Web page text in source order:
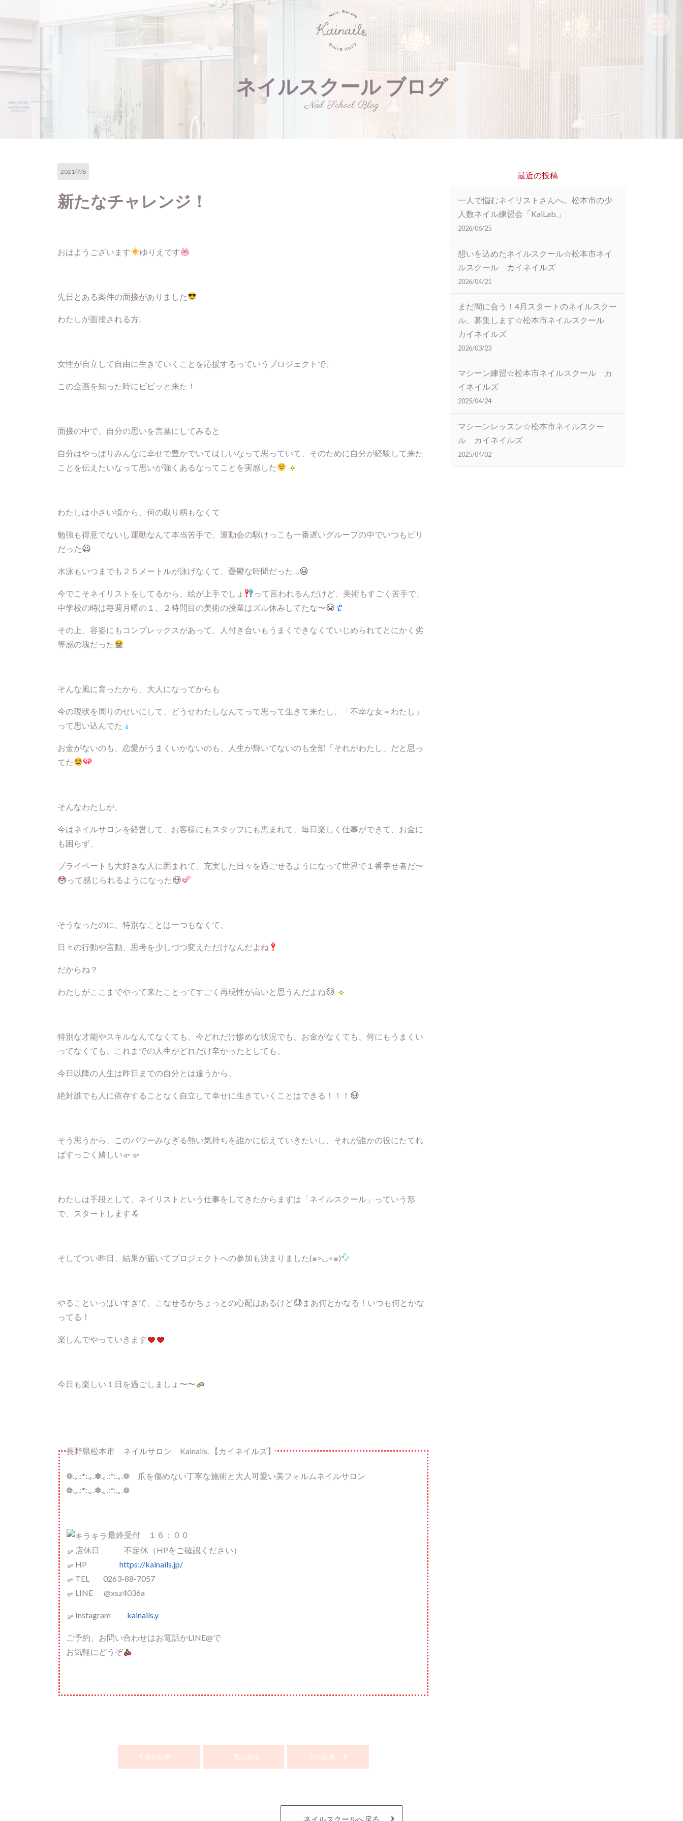
ネイルスクール ブログ
Nail School Blog
2021/7/8
新たなチャレンジ！
おはようございます ゆりえです
先日とある案件の面接がありました
わたしが面接される方。
女性が自立して自由に生きていくことを応援するっていうプロジェクトで、
この企画を知った時にビビッと来た！
面接の中で、自分の思いを言葉にしてみると
自分はやっぱりみんなに幸せで豊かでいてほしいなって思っていて、そのために自分が経験して来た
ことを伝えたいなって思いが強くあるなってことを実感した
わたしは小さい頃から、何の取り柄もなくて
勉強も得意でないし運動なんて本当苦手で、運動会の駆けっこも一番遅いグループの中でいつもビリ
だった
水泳もいつまでも２５メートルが泳げなくて、憂鬱な時間だった…
今でこそネイリストをしてるから、絵が上手でしょ
って言われるんだけど、美術もすごく苦手で、
中学校の時は毎週月曜の１、２時間目の美術の授業はズル休みしてたな〜
その上、容姿にもコンプレックスがあって、人付き合いもうまくできなくていじめられてとにかく劣
等感の塊だった
そんな風に育ったから、大人になってからも
今の現状を周りのせいにして、どうせわたしなんてって思って生きて来たし、「不幸な女＝わたし」
って思い込んでた
お金がないのも、恋愛がうまくいかないのも、人生が輝いてないのも全部「それがわたし」だと思っ
てた
そんなわたしが、
今はネイルサロンを経営して、お客様にもスタッフにも恵まれて、毎日楽しく仕事ができて、お金に
も困らず、
プライベートも大好きな人に囲まれて、充実した日々を過ごせるようになって世界で１番幸せ者だ〜
って感じられるようになった
そうなったのに、特別なことは一つもなくて、
日々の行動や言動、思考を少しづつ変えただけなんだよね
だからね？
わたしがここまでやって来たことってすごく再現性が高いと思うんだよね
特別な才能やスキルなんてなくても、今どれだけ惨めな状況でも、お金がなくても、何にもうまくい
ってなくても、これまでの人生がどれだけ辛かったとしても、
今日以降の人生は昨日までの自分とは違うから、
絶対誰でも人に依存することなく自立して幸せに生きていくことはできる！！！
そう思うから、このパワーみなぎる熱い気持ちを誰かに伝えていきたいし、それが誰かの役にたてれ
ばすっごく嬉しい
わたしは手段として、ネイリストという仕事をしてきたからまずは「ネイルスクール」っていう形
で、スタートします
そしてつい昨日、結果が届いてプロジェクトへの参加も決まりました(๑>◡<๑)
やることいっぱいすぎて、こなせるかちょっとの心配はあるけど
まあ何とかなる！いつも何とかな
ってる！
楽しんでやっていきます
今日も楽しい１日を過ごしましょ〜〜
長野県松本市 ネイルサロン Kainails. 【カイネイルズ】
❁.｡.:*:.｡.✽.｡.:*:.｡.❁ 爪を傷めない丁寧な施術と大人可愛い美フォルムネイルサロン
❁.｡.:*:.｡.✽.｡.:*:.｡.❁
最終受付 １６：００
店休日 不定休（HPをご確認ください）
HPhttps://kainails.jp/
TEL 0263-88-7057
LINE @xsz4036a
Instagram kainails.y
ご予約、お問い合わせはお電話かLINE@で
お気軽にどうぞ
前の記事へ 一覧へ戻る 次の記事へ
最近の投稿
一人で悩むネイリストさんへ。松本市の少
人数ネイル練習会「KaiLab.」
2026/06/25
想いを込めたネイルスクール☆松本市ネイ
ルスクール カイネイルズ
2026/04/21
まだ間に合う！4月スタートのネイルスクー
ル、募集します☆松本市ネイルスクール
カイネイルズ
2026/03/23
マシーン練習☆松本市ネイルスクール カ
イネイルズ
2025/04/24
マシーンレッスン☆松本市ネイルスクー
ル カイネイルズ
2025/04/02
ネイルスクールへ戻る